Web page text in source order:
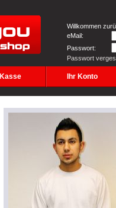
Willkommen
eMail:
Passwort:
Passwort
Kasse Ihr Konto